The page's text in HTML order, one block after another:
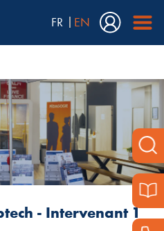
FR EN
- Intervenant 1